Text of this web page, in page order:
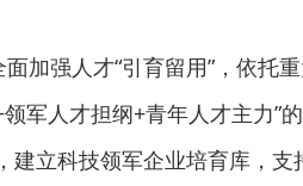
加强人才“引育留用”，依托
军人才担纲+青年人才主力”
建立科技领军企业培育库，支